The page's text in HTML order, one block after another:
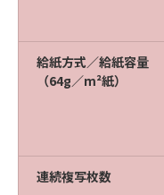
給紙方式／給紙容量
（64g／m²紙）
連続複写枚数